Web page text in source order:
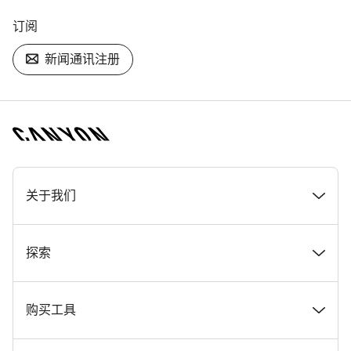
订阅
新闻通讯注册
[footer.linksList.title]
关于我们
奖项
在 Canyon 工作
探索
新闻和故事
购买工具